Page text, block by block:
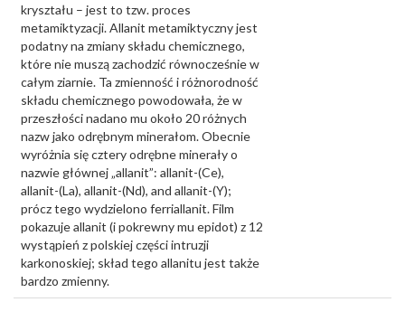
kryształu – jest to tzw. proces
metamiktyzacji. Allanit metamiktyczny jest
podatny na zmiany składu chemicznego,
które nie muszą zachodzić równocześnie w
całym ziarnie. Ta zmienność i różnorodność
składu chemicznego powodowała, że w
przeszłości nadano mu około 20 różnych
nazw jako odrębnym minerałom. Obecnie
wyróżnia się cztery odrębne minerały o
nazwie głównej „allanit”: allanit-(Ce),
allanit-(La), allanit-(Nd), and allanit-(Y);
prócz tego wydzielono ferriallanit. Film
pokazuje allanit (i pokrewny mu epidot) z 12
wystąpień z polskiej części intruzji
karkonoskiej; skład tego allanitu jest także
bardzo zmienny.